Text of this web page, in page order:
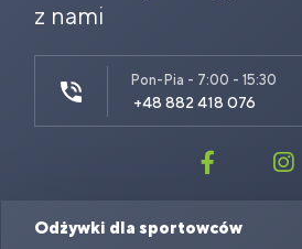
z nami
Pon-Pia - 7:00 - 15:30
+48 882 418 076
Odżywki dla sportowców